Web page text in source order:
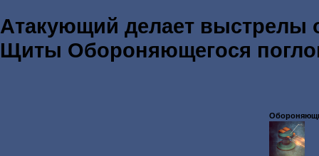
Атакующий делает
Щиты Обороняющегося